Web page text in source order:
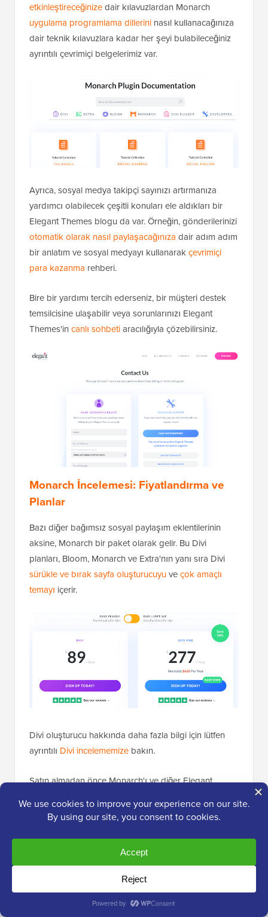
etkinleştireceğinizedair kılavuzlardan Monarch
uygulama programlama dillerini nasıl kullanacağınıza
dair teknik kılavuzlara kadar her şeyi bulabileceğiniz
ayrıntılı çevrimiçi belgelerimiz var.
Ayrıca, sosyal medya takipçi sayınızı artırmanıza
yardımcı olabilecek çeşitli konuları ele aldıkları bir
Elegant Themes blogu da var. Örneğin, gönderilerinizi
otomatik olarak nasıl paylaşacağınıza dair adım adım
bir anlatım ve sosyal medyayı kullanarakçevrimiçi
para kazanma rehberi.
Bire bir yardımı tercih ederseniz, bir müşteri destek
temsilcisine ulaşabilir veya sorunlarınızı Elegant
Themes'in canlı sohbetiaracılığıyla çözebilirsiniz.
Monarch İncelemesi: Fiyatlandırma ve
Planlar
Bazı diğer bağımsız sosyal paylaşım eklentilerinin
aksine, Monarch bir paket olarak gelir. Bu Divi
planları, Bloom, Monarch ve Extra'nın yanı sıra Divi
sürükle ve bırak sayfa oluşturucuyuveçok amaçlı
temayı içerir.
Divi oluşturucu hakkında daha fazla bilgi için lütfen
ayrıntılı Divi incelememize bakın.
Satın almadan önce Monarch'ı ve diğer Elegant
ücretsiz 30 günlük deneme sunuyorlar. Bundan sonra,
Yıllık 89 ABD doları karşılığında,
ve diğer ürünleri istediğiniz
kadar web sitesinde kullanabilirsiniz. Ek bir
bonus olarak, bu plan 300'den fazla web sitesi